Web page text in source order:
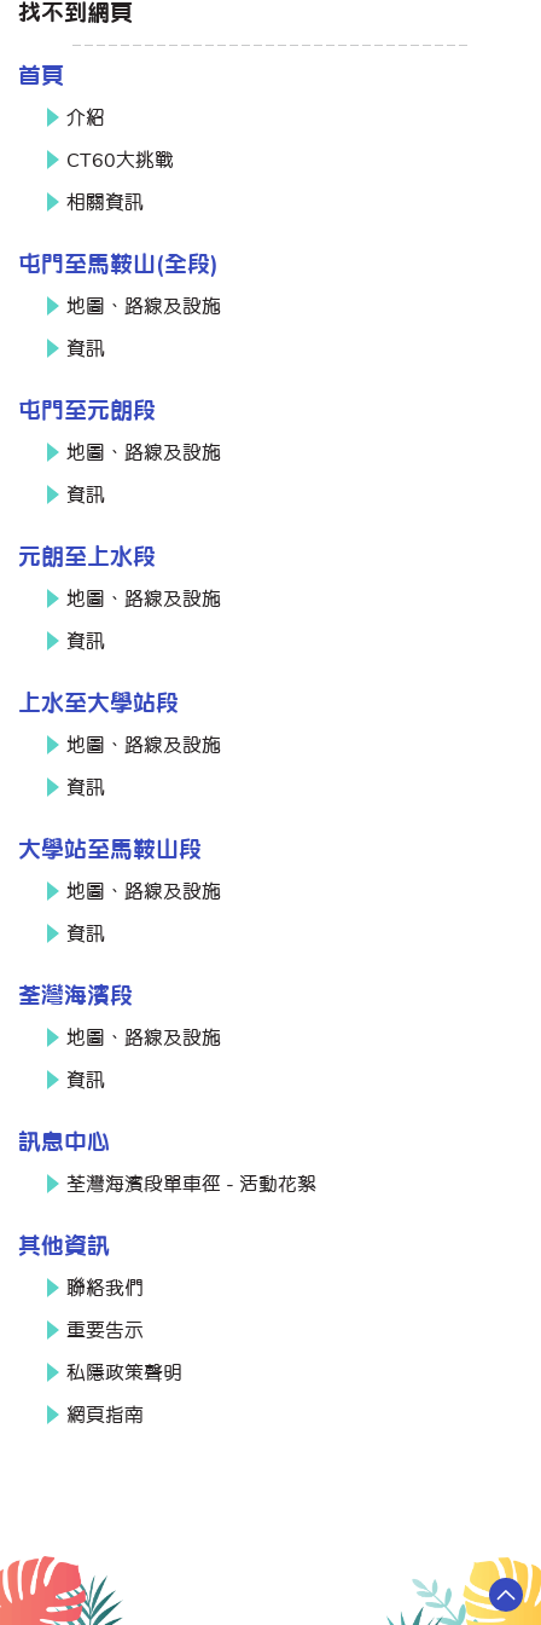
找不到網頁
首頁
介紹
CT60大挑戰
相關資訊
屯門至馬鞍山(全段)
地圖、路線及設施
資訊
屯門至元朗段
地圖、路線及設施
資訊
元朗至上水段
地圖、路線及設施
資訊
上水至大學站段
地圖、路線及設施
資訊
大學站至馬鞍山段
地圖、路線及設施
資訊
荃灣海濱段
地圖、路線及設施
資訊
訊息中心
荃灣海濱段單車徑 - 活動花絮
其他資訊
聯絡我們
重要告示
私隱政策聲明
網頁指南